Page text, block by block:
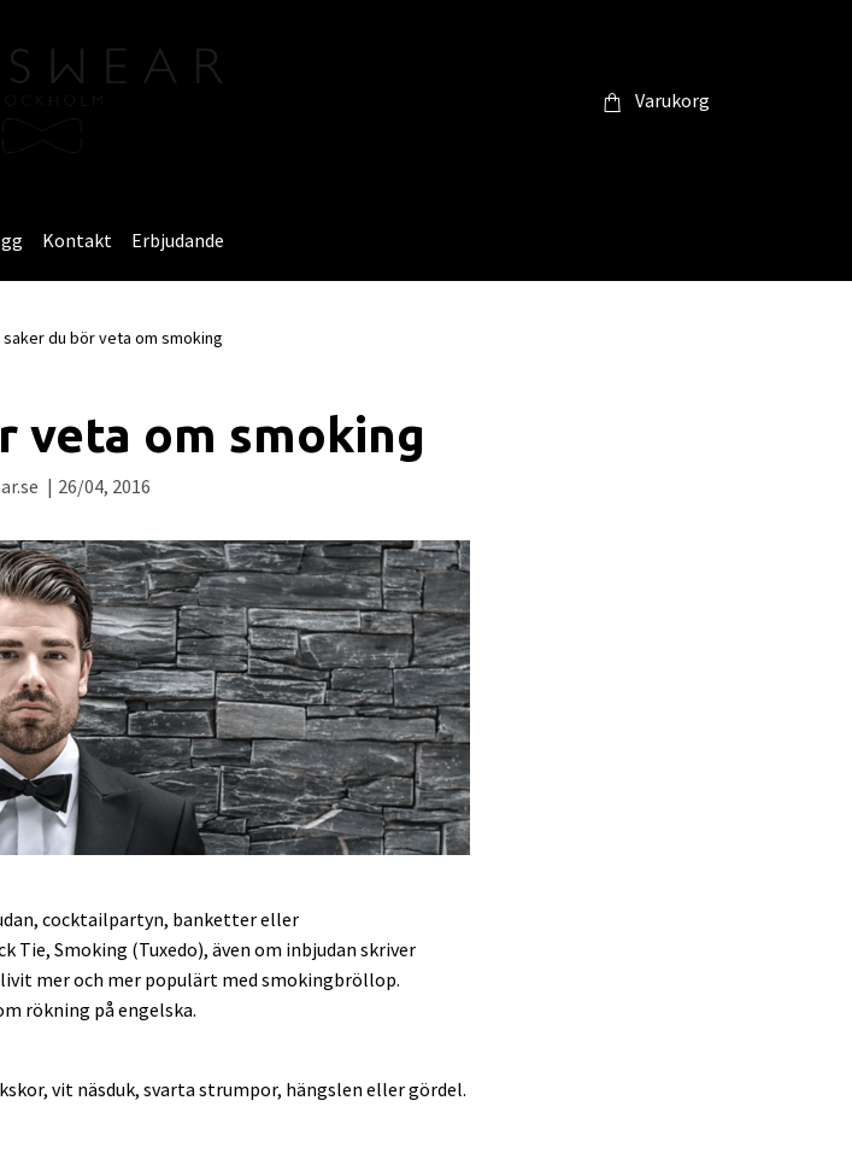
Varukorg
Kontakt Erbjudande
saker du bör veta om smoking
veta om smoking
| 26/04, 2016
cocktailpartyn, banketter eller
Tie, Smoking (Tuxedo), även om inbjudan skriver
mer och mer populärt med smokingbröllop.
rökning på engelska.
vit näsduk, svarta strumpor, hängslen eller gördel.